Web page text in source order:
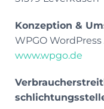
Konzeption &
WPGO
www.wpgo.de